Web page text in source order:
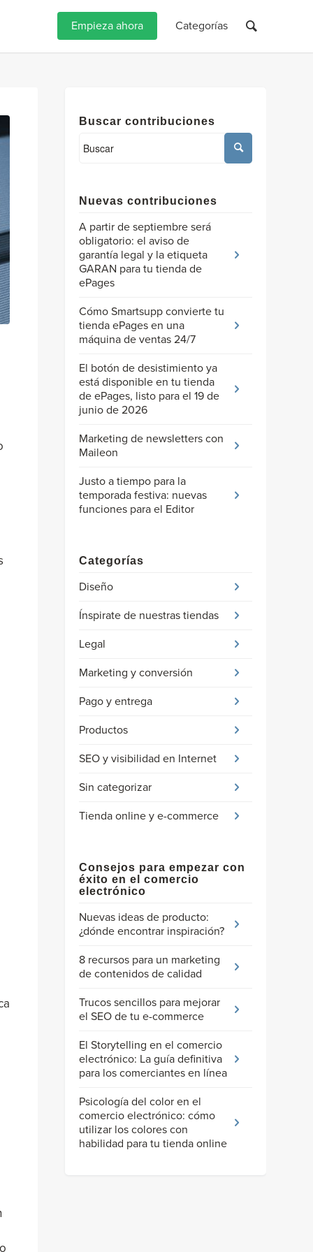
Empieza ahora Categorías
Buscar contribuciones
Nuevas contribuciones
A partir de septiembre será
obligatorio: el aviso de
garantía legal y la etiqueta
GARAN para tu tienda de
ePages
Cómo Smartsupp convierte tu
tienda ePages en una
máquina de ventas 24/7
El botón de desistimiento ya
está disponible en tu tienda
de ePages, listo para el 19 de
junio de 2026
Marketing de newsletters con
Maileon
Justo a tiempo para la
temporada festiva: nuevas
funciones para el Editor
Categorías
Diseño
Ínspirate de nuestras tiendas
Legal
Marketing y conversión
Pago y entrega
Productos
SEO y visibilidad en Internet
Sin categorizar
Tienda online y e-commerce
Consejos para empezar con
éxito en el comercio
electrónico
Nuevas ideas de producto:
¿dónde encontrar inspiración?
8 recursos para un marketing
de contenidos de calidad
Trucos sencillos para mejorar
el SEO de tu e-commerce
El Storytelling en el comercio
electrónico: La guía definitiva
para los comerciantes en línea
Psicología del color en el
comercio electrónico: cómo
utilizar los colores con
habilidad para tu tienda online